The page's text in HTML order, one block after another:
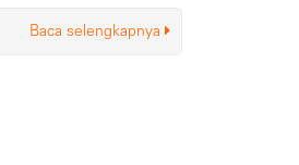
Baca selengkapnya